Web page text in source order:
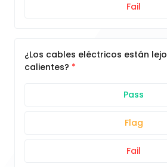
Fail
¿Los cables eléctricos están
calientes?
Pass
Flag
Fail